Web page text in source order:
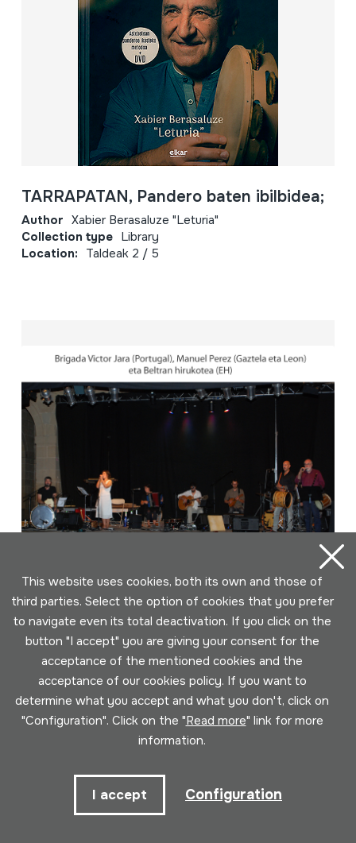
TARRAPATAN, Pandero baten ibilbidea;
Author Xabier Berasaluze "Leturia"
Collection type Library
Location: Taldeak 2 / 5
2016-09-04; HM Jardunaldiak; HM
Udako Kontzertua; Donostia 2016;
Manuel Pérez; Beltran hirukotea;
Brigada Victor Jara; DIGITAL
Author
Egilea: Soinuenea; Emaileak: Manuel Pérez; Beltran
Barrenetxea; "BRIGADA VICTOR JARA"; Catarina Moura;
Luís Pedro Madeira; Luís Peixoto; Quiné Teles
Collection type Image archive
This website uses cookies, both its own and those of
third parties. Select the option of cookies that you prefer
to navigate even its total deactivation. If you click on the
button "I accept" you are giving your consent for the
acceptance of the mentioned cookies and the
acceptance of our cookies policy. If you want to
determine what you accept and what you don't, click on
"Configuration". Click on the "Read more" link for more
information.
I accept Configuration